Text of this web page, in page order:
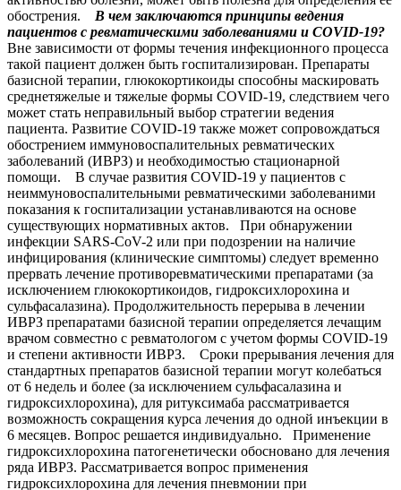
обострения. В чем заключаются принципы ведения
пациентов с ревматическими заболеваниями и COVID-19?
Вне зависимости от формы течения инфекционного процесса
такой пациент должен быть госпитализирован. Препараты
базисной терапии, глюкокортикоиды способны маскировать
среднетяжелые и тяжелые формы COVID-19, следствием чего
может стать неправильный выбор стратегии ведения
пациента. Развитие COVID-19 также может сопровождаться
обострением иммуновоспалительных ревматических
заболеваний (ИВРЗ) и необходимостью стационарной
помощи. В случае развития COVID-19 у пациентов с
неиммуновоспалительными ревматическими заболеваними
показания к госпитализации устанавливаются на основе
существующих нормативных актов. При обнаружении
инфекции SARS-CoV-2 или при подозрении на наличие
инфицирования (клинические симптомы) следует временно
прервать лечение противоревматическими препаратами (за
исключением глюкокортикоидов, гидроксихлорохина и
сульфасалазина). Продолжительность перерыва в лечении
ИВРЗ препаратами базисной терапии определяется лечащим
врачом совместно с ревматологом с учетом формы COVID-19
и степени активности ИВРЗ. Сроки прерывания лечения для
стандартных препаратов базисной терапии могут колебаться
от 6 недель и более (за исключением сульфасалазина и
гидроксихлорохина), для ритуксимаба рассматривается
возможность сокращения курса лечения до одной инъекции в
6 месяцев. Вопрос решается индивидуально. Применение
гидроксихлорохина патогенетически обосновано для лечения
ряда ИВРЗ. Рассматривается вопрос применения
гидроксихлорохина для лечения пневмонии при